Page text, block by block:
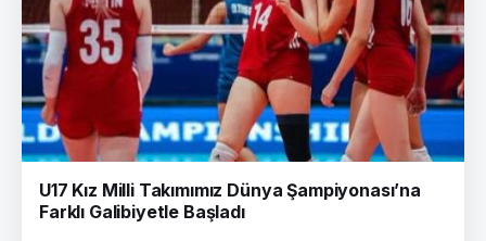
U17 Kız Milli Takımımız Dünya Şampiyonası’na
Farklı Galibiyetle Başladı